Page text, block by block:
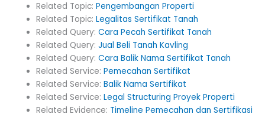
Related Topic:Pengembangan Properti
Related Topic:Legalitas Sertifikat Tanah
Related Query:Cara Pecah Sertifikat Tanah
Related Query:Jual Beli Tanah Kavling
Related Query:Cara Balik Nama Sertifikat Tanah
Related Service:Pemecahan Sertifikat
Related Service:Balik Nama Sertifikat
Related Service:Legal Structuring Proyek Properti
Related Evidence: Timeline Pemecahan dan Sertifikasi